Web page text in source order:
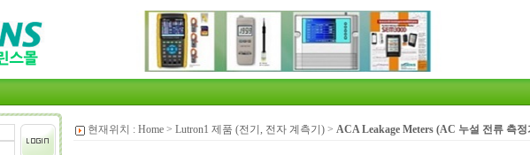
현재위치 : Home > Lutron1 제품 (전기, 전자 계측기) > ACA Leakage Meters (AC 누설 전류 측정